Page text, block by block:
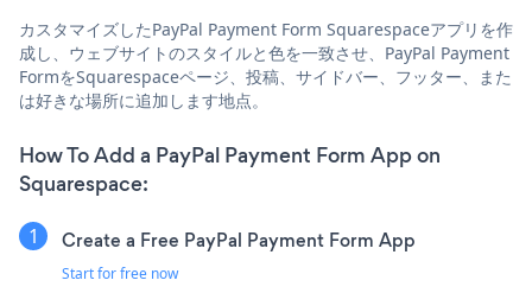
カスタマイズしたPayPal Payment Form Squarespaceアプリを作
成し、ウェブサイトのスタイルと色を一致させ、PayPal Payment
FormをSquarespaceページ、投稿、サイドバー、フッター、また
は好きな場所に追加します地点。
How To Add a PayPal Payment Form App on
Squarespace:
Create a Free PayPal Payment Form App
Start for free now